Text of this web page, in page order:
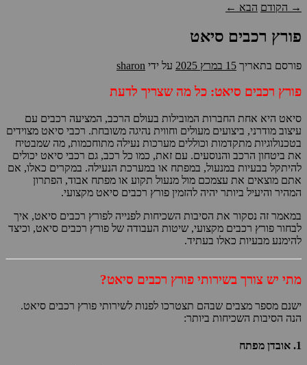
→ הקודם הבא ←
פורץ רכבים סיאט
פורסם בתאריך 15 במרץ 2025 על ידי sharon
פורץ רכבים סיאט: כל מה שצריך לדעת
סיאט היא אחת החברות המובילות בעולם הרכב, המציעה רכבים עם
עיצוב מודרני, ביצועים מעולים וחווית נהיגה משובחת. רכבי סיאט מצוידים
בטכנולוגיות מתקדמות וכוללים מערכות נעילה מתוחכמות, מה שמבטיח
את ביטחון הרכב והנוסעים. עם זאת, כמו כל רכב, גם רכבי סיאט יכולים
להיתקל בבעיות במנעול, במפתח או במערכת הנעילה. במקרים כאלו, אם
אתם מוצאים את עצמכם מול מנעול תקוע או מפתח אבוד, הפתרון
המהיר והיעיל ביותר יהיה להזמין פורץ רכבים סיאט מקצועי.
במאמר זה נסקור את הסיבות השכיחות לפנייה לפורץ רכבים סיאט, איך
לבחור פורץ רכבים מקצועי, שיטות העבודה של פורץ רכבים סיאט, וכיצד
להימנע מבעיות כאלו בעתיד.
מתי יש צורך בשירותי פורץ רכבים סיאט?
ישנם מספר מצבים שבהם תצטרכו לפנות לשירותי פורץ רכבים סיאט.
הנה הסיבות השכיחות ביותר:
1. אובדן מפתח